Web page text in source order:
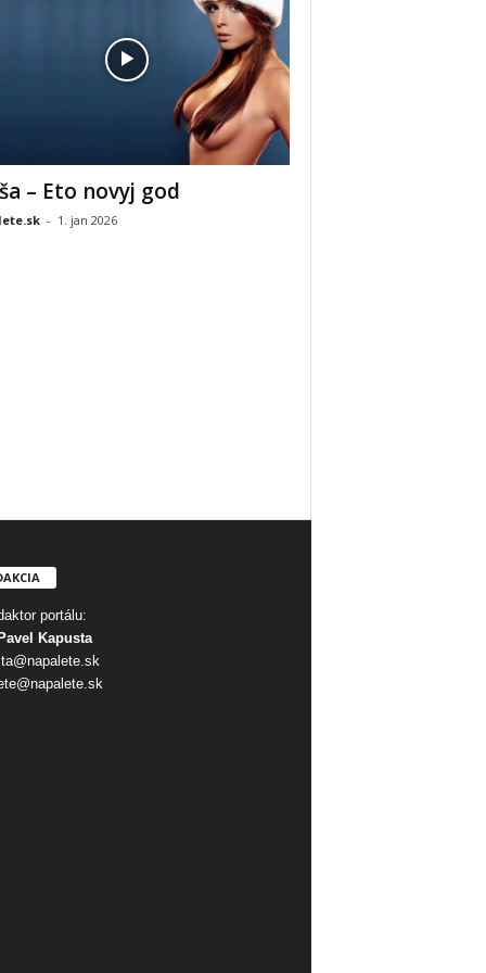
– Eto novyj god
- 1. jan 2026
portálu:
Kapusta